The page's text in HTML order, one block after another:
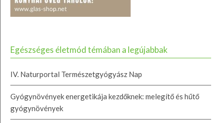
Egészséges életmód témában a legújabbak
IV. Naturportal Természetgyógyász Nap
Gyógynövények energetikája kezdőknek: melegítő és hűtő
gyógynövények